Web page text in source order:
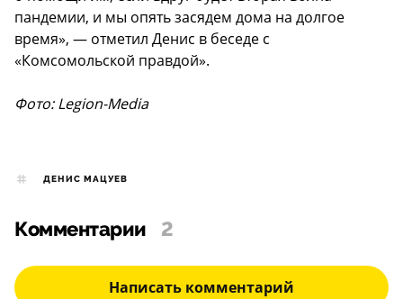
пандемии, и мы опять засядем дома на долгое
время», — отметил Денис в беседе с
«Комсомольской правдой».
Фото: Legion-Media
ДЕНИС МАЦУЕВ
Комментарии 2
Написать комментарий